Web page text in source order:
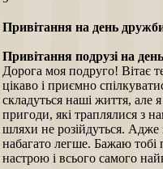
Привітання на день
Привітання подрузі на
Дорога моя подруго! Вітає
цікаво і приємно
складуться наші життя, але
пригоди, які траплялися з
шляхи не розійдуться.
набагато легше. Бажаю тобі
настрою і всього самого